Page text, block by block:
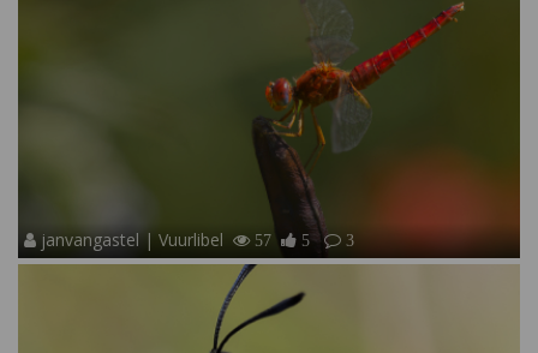
janvangastel | Vuurlibel 57 5 3